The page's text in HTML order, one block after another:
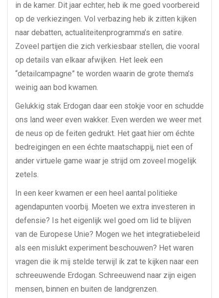
in de kamer. Dit jaar echter, heb ik me goed voorbereid
op de verkiezingen. Vol verbazing heb ik zitten kijken
naar debatten, actualiteitenprogramma’s en satire.
Zoveel partijen die zich verkiesbaar stellen, die vooral
op details van elkaar afwijken. Het leek een
“detailcampagne” te worden waarin de grote thema’s
weinig aan bod kwamen.
Gelukkig stak Erdogan daar een stokje voor en schudde
ons land weer even wakker. Even werden we weer met
de neus op de feiten gedrukt. Het gaat hier om échte
bedreigingen en een échte maatschappij, niet een of
ander virtuele game waar je strijd om zoveel mogelijk
zetels.
In een keer kwamen er een heel aantal politieke
agendapunten voorbij. Moeten we extra investeren in
defensie? Is het eigenlijk wel goed om lid te blijven
van de Europese Unie? Mogen we het integratiebeleid
als een mislukt experiment beschouwen? Het waren
vragen die ik mij stelde terwijl ik zat te kijken naar een
schreeuwende Erdogan. Schreeuwend naar zijn eigen
mensen, binnen en buiten de landgrenzen.